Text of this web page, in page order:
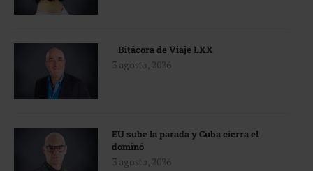
Bitácora de Viaje LXX
3 agosto, 2026
EU sube la parada y Cuba cierra el
dominó
3 agosto, 2026